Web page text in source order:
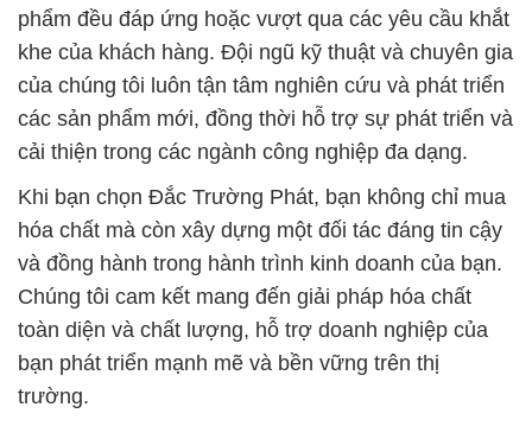
phẩm đều đáp ứng hoặc vượt qua các yêu cầu khắt
khe của khách hàng. Đội ngũ kỹ thuật và chuyên gia
của chúng tôi luôn tận tâm nghiên cứu và phát triển
các sản phẩm mới, đồng thời hỗ trợ sự phát triển và
cải thiện trong các ngành công nghiệp đa dạng.
Khi bạn chọn Đắc Trường Phát, bạn không chỉ mua
hóa chất mà còn xây dựng một đối tác đáng tin cậy
và đồng hành trong hành trình kinh doanh của bạn.
Chúng tôi cam kết mang đến giải pháp hóa chất
toàn diện và chất lượng, hỗ trợ doanh nghiệp của
bạn phát triển mạnh mẽ và bền vững trên thị
trường.